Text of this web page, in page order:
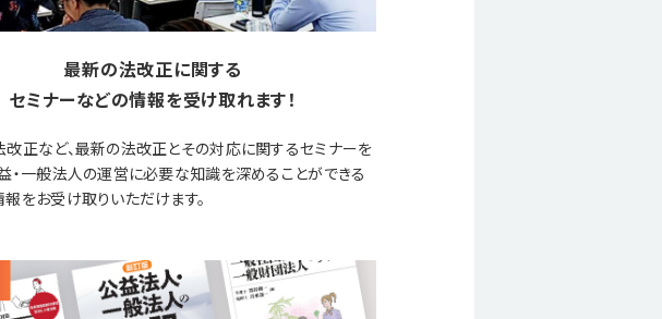
最新の法改正に関する
セミナーなどの情報を受け取れます！
正など、最新の法改正とその対応に関するセミナーを
・一般法人の運営に必要な知識を深めることができる
をお受け取りいただけます。